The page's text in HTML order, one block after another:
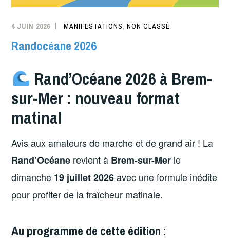
4 JUIN 2026 MANIFESTATIONS,NON CLASSÉ
Randocéane 2026
Rand’Océane 2026 à Brem-
sur-Mer : nouveau format
matinal
Avis aux amateurs de marche et de grand air ! La
Rand’Océane revient à Brem-sur-Mer le
dimanche 19 juillet 2026avec une formule inédite
pour profiter de la fraîcheur matinale.
Au programme de cette édition :